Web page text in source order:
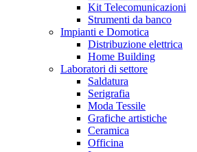
Kit Telecomunicazioni
Strumenti da banco
Impianti e Domotica
Distribuzione elettrica
Home Building
Laboratori di settore
Saldatura
Serigrafia
Moda Tessile
Grafiche artistiche
Ceramica
Officina